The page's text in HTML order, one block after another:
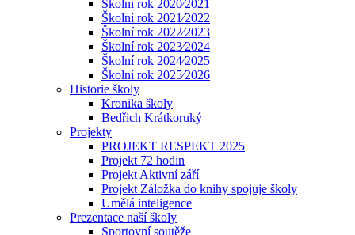
Školní rok 2020⁄2021
Školní rok 2021⁄2022
Školní rok 2022⁄2023
Školní rok 2023⁄2024
Školní rok 2024⁄2025
Školní rok 2025⁄2026
Historie školy
Kronika školy
Bedřich Krátkoruký
Projekty
PROJEKT RESPEKT 2025
Projekt 72 hodin
Projekt Aktivní září
Projekt Záložka do knihy spojuje školy
Umělá inteligence
Prezentace naší školy
Sportovní soutěže